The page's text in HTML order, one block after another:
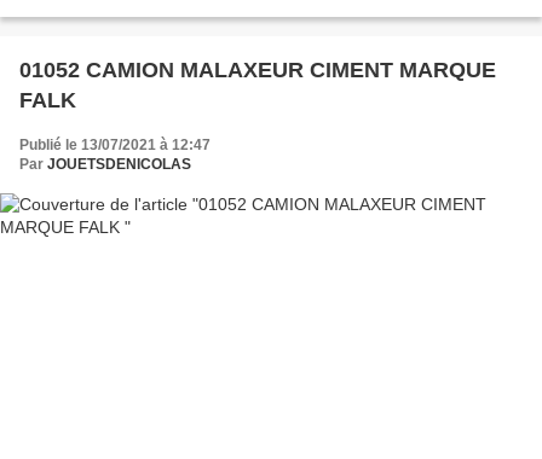
01052 CAMION MALAXEUR CIMENT MARQUE
FALK
Publié le 13/07/2021 à 12:47
Par JOUETSDENICOLAS